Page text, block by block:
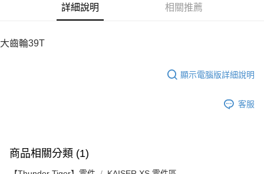
每筆NT$100，滿NT$2,000(含以上)免運費
詳細說明 相關推薦
大齒輪39T
顯示電腦版詳細說明
客服
商品相關分類 (1)